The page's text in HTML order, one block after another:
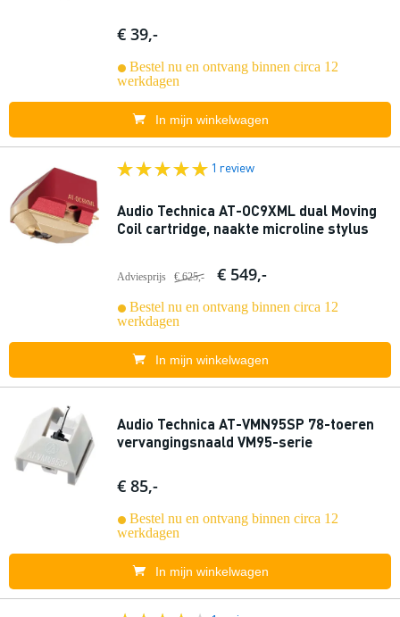
€ 39,-
Bestel nu en ontvang binnen circa 12
werkdagen
In mijn winkelwagen
1 review
Audio Technica AT-OC9XML dual Moving
Coil cartridge, naakte microline stylus
Adviesprijs € 625,- € 549,-
Bestel nu en ontvang binnen circa 12
werkdagen
In mijn winkelwagen
Audio Technica AT-VMN95SP 78-toeren
vervangingsnaald VM95-serie
€ 85,-
Bestel nu en ontvang binnen circa 12
werkdagen
In mijn winkelwagen